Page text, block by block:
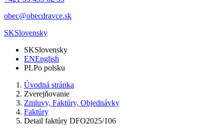
obec@obecdravce.sk
SKSlovensky
SKSlovensky
ENEnglish
PLPo polsku
Úvodná stránka
Zverejňovanie
Zmluvy, Faktúry, Objednávky
Faktúry
Detail faktúry DFO2025/106